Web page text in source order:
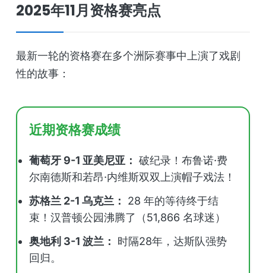
2025年11月资格赛亮点
最新一轮的资格赛在多个洲际赛事中上演了戏剧
性的故事：
近期资格赛成绩
葡萄牙 9-1 亚美尼亚： 破纪录！布鲁诺·费
尔南德斯和若昂·内维斯双双上演帽子戏法！
苏格兰 2-1 乌克兰：
28 年的等待终于结
束！汉普顿公园沸腾了（51,866 名球迷）
奥地利 3-1 波兰：
时隔28年，达斯队强势
回归。